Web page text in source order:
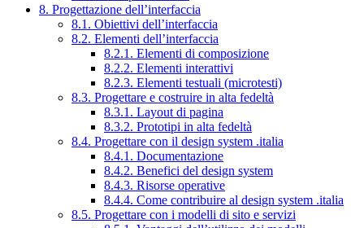
8. Progettazione dell’interfaccia
8.1. Obiettivi dell’interfaccia
8.2. Elementi dell’interfaccia
8.2.1. Elementi di composizione
8.2.2. Elementi interattivi
8.2.3. Elementi testuali (microtesti)
8.3. Progettare e costruire in alta fedeltà
8.3.1. Layout di pagina
8.3.2. Prototipi in alta fedeltà
8.4. Progettare con il design system .italia
8.4.1. Documentazione
8.4.2. Benefici del design system
8.4.3. Risorse operative
8.4.4. Come contribuire al design system .italia
8.5. Progettare con i modelli di sito e servizi